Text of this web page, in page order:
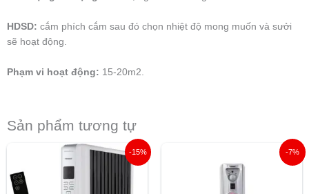
HDSD: cắm phích cắm sau đó chọn nhiệt độ mong muốn và sưởi
sẽ hoạt động.
Phạm vi hoạt động: 15-20m2.
Sản phẩm tương tự
-15%
Giá
gốc
4.920.000 ₫.
Giá
hiện
-7%
là:
2.990.000 ₫.
Giá
hiện